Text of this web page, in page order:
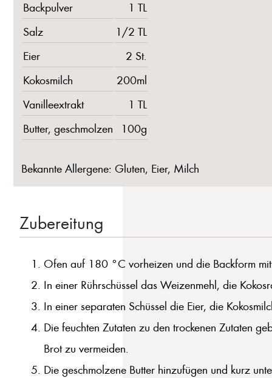
Backpulver
1 TL
Salz
1/2 TL
Eier
2 St.
Kokosmilch
200ml
Vanilleextrakt
1 TL
Butter, geschmolzen
100g
Bekannte Allergene: Gluten, Eier, Milch
Zubereitung
Ofen auf 180 °C vorheizen und die Backform mit
In einer Rührschüssel das Weizenmehl, die
In einer separaten Schüssel die Eier, die
Die feuchten Zutaten zu den trockenen Zutaten
Brot zu vermeiden.
Die geschmolzene Butter hinzufügen und kurz